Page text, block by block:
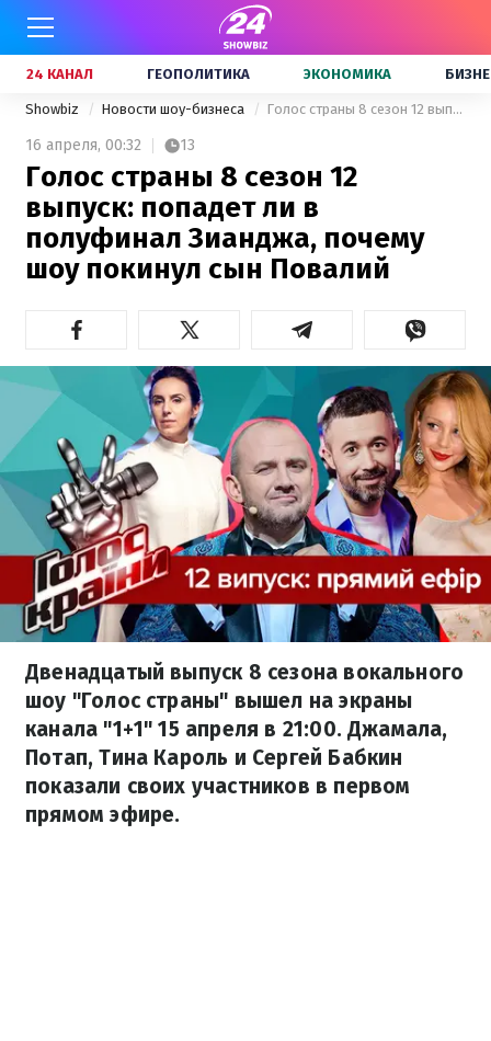
24 КАНАЛ ГЕОПОЛИТИКА ЭКОНОМИКА
Showbiz Новости шоу-бизнеса Голос страны 8 сезон 12 выпуск: попадет ли в полуфинал Зианджа, почему шоу покинул сын Повалий
16 апреля, 00:32 13
Голос страны 8 сезон 12
выпуск: попадет ли в
полуфинал Зианджа, почему
шоу покинул сын Повалий
Двенадцатый выпуск 8 сезона вокального
шоу "Голос страны" вышел на экраны
канала "1+1" 15 апреля в 21:00. Джамала,
Потап, Тина Кароль и Сергей Бабкин
показали своих участников в первом
прямом эфире.